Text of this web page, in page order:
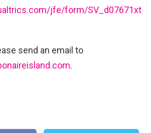
jfe/form/SV_d07671xt
send an email to
.